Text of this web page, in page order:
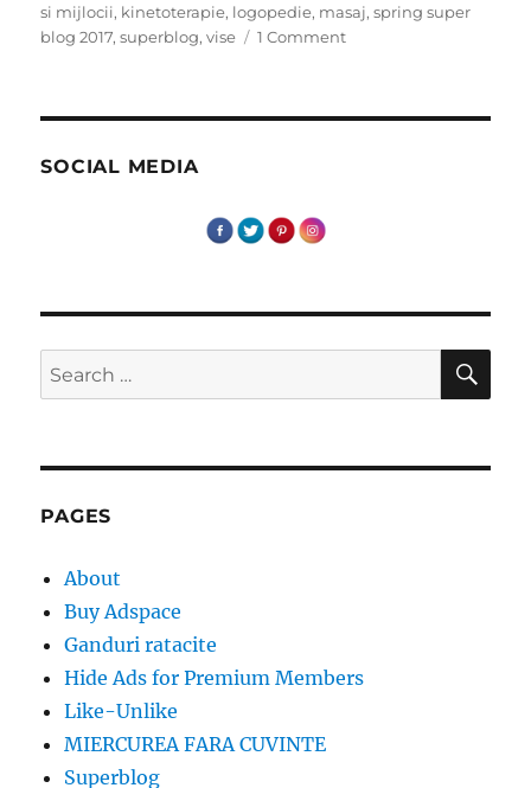
si mijlocii, kinetoterapie, logopedie, masaj,spring super
blog 2017,superblog,vise 1 Commenton
SOCIAL MEDIA
Search
for:
PAGES
About
Buy Adspace
Ganduri ratacite
Hide Ads for Premium Members
Like-Unlike
MIERCUREA FARA CUVINTE
Superblog